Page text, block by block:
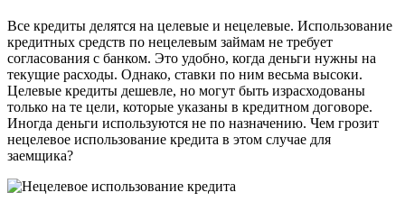
Все кредиты делятся на целевые и нецелевые. Использование
кредитных средств по нецелевым займам не требует
согласования с банком. Это удобно, когда деньги нужны на
текущие расходы. Однако, ставки по ним весьма высоки.
Целевые кредиты дешевле, но могут быть израсходованы
только на те цели, которые указаны в кредитном договоре.
Иногда деньги используются не по назначению. Чем грозит
нецелевое использование кредита в этом случае для
заемщика?